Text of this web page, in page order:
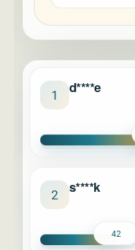
1 d****e
2 s****k
42